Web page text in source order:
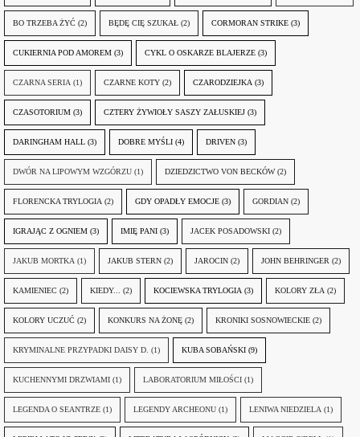
BO TRZEBA ŻYĆ (2) BĘDĘ CIĘ SZUKAŁ (2) CORMORAN STRIKE (3)
CUKIERNIA POD AMOREM (3) CYKL O OSKARZE BLAJERZE (3)
CZARNA SERIA (1) CZARNE KOTY (2) CZARODZIEJKA (3)
CZASOTORIUM (3) CZTERY ŻYWIOŁY SASZY ZAŁUSKIEJ (3)
DARINGHAM HALL (3) DOBRE MYŚLI (4) DRIVEN (3)
DWÓR NA LIPOWYM WZGÓRZU (1) DZIEDZICTWO VON BECKÓW (2)
FLORENCKA TRYLOGIA (2) GDY OPADŁY EMOCJE (3) GORDIAN (2)
IGRAJĄC Z OGNIEM (3) IMIĘ PANI (3) JACEK POSADOWSKI (2)
JAKUB MORTKA (1) JAKUB STERN (2) JAROCIN (2) JOHN BEHRINGER (2)
KAMIENIEC (2) KIEDY... (2) KOCIEWSKA TRYLOGIA (3) KOLORY ZŁA (2)
KOLORY UCZUĆ (2) KONKURS NA ŻONĘ (2) KRONIKI SOSNOWIECKIE (2)
KRYMINALNE PRZYPADKI DAISY D. (1) KUBA SOBAŃSKI (9)
KUCHENNYMI DRZWIAMI (1) LABORATORIUM MIŁOŚCI (1)
LEGENDA O SEANTRZE (1) LEGENDY ARCHEONU (1) LENIWA NIEDZIELA (1)